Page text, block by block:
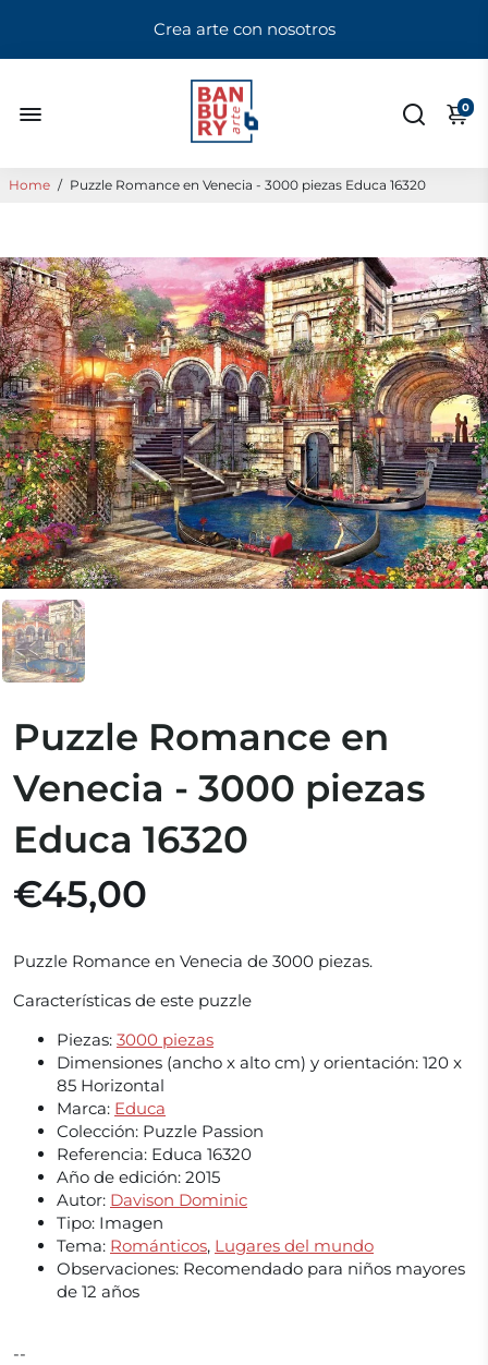
Crea arte con nosotros
0
Home / Puzzle Romance en Venecia - 3000 piezas Educa 16320
Puzzle Romance en
Venecia - 3000 piezas
Educa 16320
€45,00
Puzzle Romance en Venecia de 3000 piezas.
Características de este puzzle
Piezas: 3000 piezas
Dimensiones (ancho x alto cm) y orientación: 120 x
85 Horizontal
Marca: Educa
Colección: Puzzle Passion
Referencia: Educa 16320
Año de edición: 2015
Autor: Davison Dominic
Tipo: Imagen
Tema: Románticos, Lugares del mundo
Observaciones: Recomendado para niños mayores
de 12 años
--